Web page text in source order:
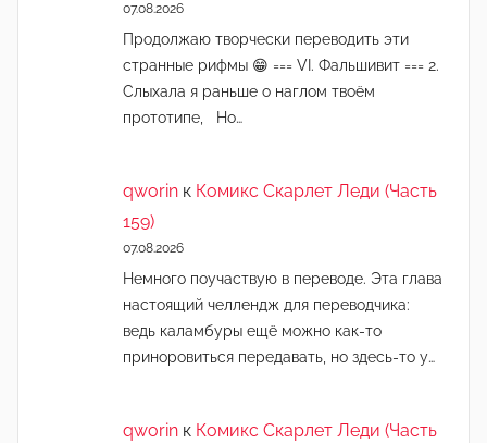
07.08.2026
Продолжаю творчески переводить эти
странные рифмы 😁 === VI. Фальшивит === 2.
Слыхала я раньше о наглом твоём
прототипе, Но…
qworin к Комикс Скарлет Леди (Часть
159)
07.08.2026
Немного поучаствую в переводе. Эта глава
настоящий челлендж для переводчика:
ведь каламбуры ещё можно как-то
приноровиться передавать, но здесь-то у…
qworin к Комикс Скарлет Леди (Часть